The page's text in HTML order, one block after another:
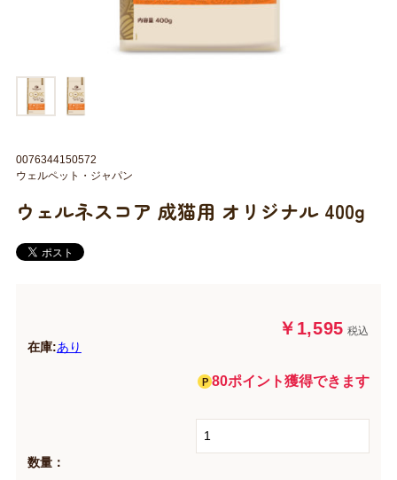
ウェルネスコア 成猫用 オリジナル 400g
￥1,595 税込
在庫:あり
80ポイント獲得できます
数量：
0076344150572
ウェルペット・ジャパン